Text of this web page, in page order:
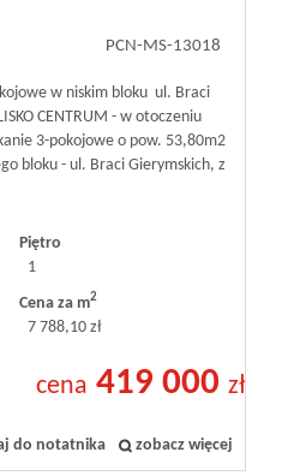
PCN-MS-13018
w niskim bloku ul. Braci
CENTRUM - w otoczeniu
3-pokojowe o pow. 53,80m2
bloku - ul. Braci Gierymskich, z
Piętro
1
Cena za m2
7 788,10 zł
cena 419 000 zł
do notatnika zobacz więcej